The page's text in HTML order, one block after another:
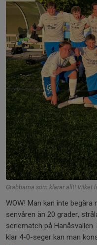
Grabbarna som klarar allt! Vilket
WOW! Man kan inte
senvåren än 20 grader,
seriematch på
klar 4-0-seger kan man